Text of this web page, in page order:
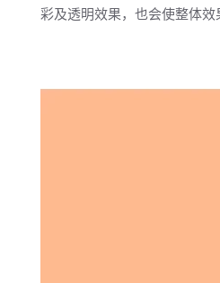
彩及透明效果，也会使整体效